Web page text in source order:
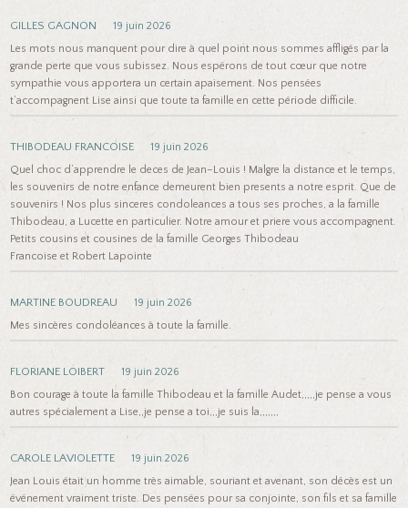
GILLES GAGNON
19 juin 2026
Les mots nous manquent pour dire à quel point nous sommes affligés par la
grande perte que vous subissez. Nous espérons de tout cœur que notre
sympathie vous apportera un certain apaisement. Nos pensées
t’accompagnent Lise ainsi que toute ta famille en cette période difficile.
THIBODEAU FRANCOISE
19 juin 2026
Quel choc d’apprendre le deces de Jean–Louis ! Malgre la distance et le temps,
les souvenirs de notre enfance demeurent bien presents a notre esprit. Que de
souvenirs ! Nos plus sinceres condoleances a tous ses proches, a la famille
Thibodeau, a Lucette en particulier. Notre amour et priere vous accompagnent.
Petits cousins et cousines de la famille Georges Thibodeau
Francoise et Robert Lapointe
MARTINE BOUDREAU
19 juin 2026
Mes sincères condoléances à toute la famille.
FLORIANE LOIBERT
19 juin 2026
Bon courage à toute la famille Thibodeau et la famille Audet,,,,,je pense a vous
autres spécialement a Lise,,je pense a toi,,,je suis la,,,,,,,
CAROLE LAVIOLETTE
19 juin 2026
Jean Louis était un homme très aimable, souriant et avenant, son décès est un
événement vraiment triste. Des pensées pour sa conjointe, son fils et sa famille